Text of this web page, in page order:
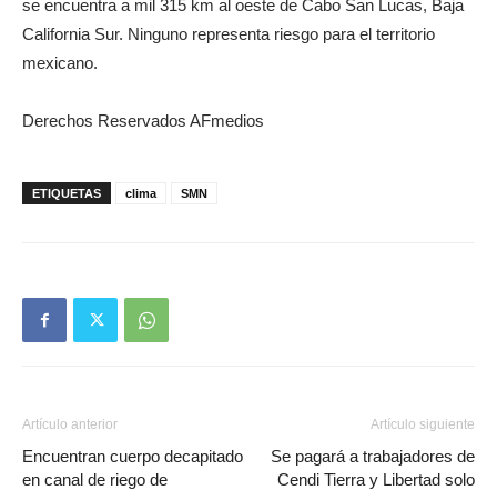
se encuentra a mil 315 km al oeste de Cabo San Lucas, Baja
California Sur. Ninguno representa riesgo para el territorio
mexicano.
Derechos Reservados AFmedios
ETIQUETAS clima SMN
Artículo anterior
Encuentran cuerpo decapitado
en canal de riego de
Artículo siguiente
Se pagará a trabajadores de
Cendi Tierra y Libertad solo